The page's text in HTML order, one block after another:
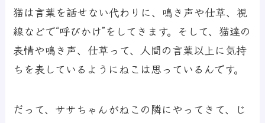
猫は言葉を話せない代わりに、鳴き声や仕草、視
線などで“呼びかけ”をしてきます。そして、猫達の
表情や鳴き声、仕草って、人間の言葉以上に気持
ちを表しているようにねこは思っているんです。
だって、ササちゃんがねこの隣にやってきて、じ